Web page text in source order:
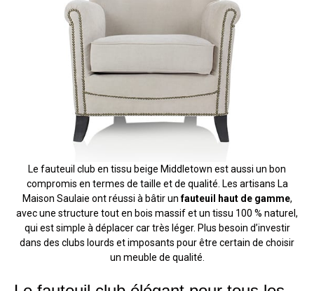
Le fauteuil club en tissu beige Middletown est aussi un bon
compromis en termes de taille et de qualité. Les artisans La
Maison Saulaie ont réussi à bâtir unfauteuil haut de gamme,
avec une structure tout en bois massif et un tissu 100 % naturel,
qui est simple à déplacer car très léger. Plus besoin d’investir
dans des clubs lourds et imposants pour être certain de choisir
un meuble de qualité.